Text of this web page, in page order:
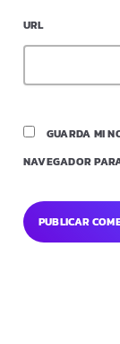
URL
GUARDA MI
NAVEGADOR